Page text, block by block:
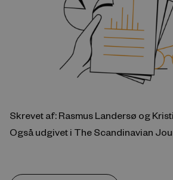
Skrevet af: Rasmus Landersø og
Også udgivet i The Scandinavian